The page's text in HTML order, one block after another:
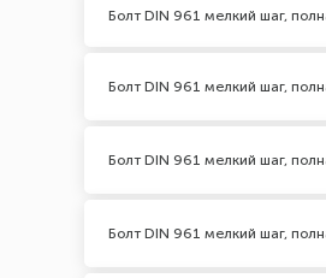
Болт DIN 961 мелкий шаг,
Болт DIN 961 мелкий шаг,
Болт DIN 961 мелкий шаг,
Болт DIN 961 мелкий шаг,